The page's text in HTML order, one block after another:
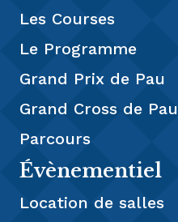
Les Courses
Le Programme
Grand Prix de Pau
Grand Cross de Pau
Parcours
Évènementiel
Location de salles